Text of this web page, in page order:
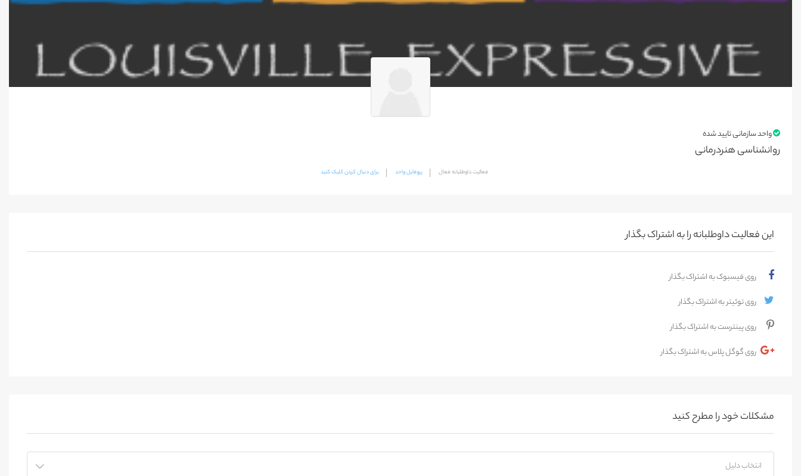
واحد سازمانی تایید شده
روانشناسی هنردرمانی
فعالیت داوطلبانه فعال پروفایل واحد برای دنبال کردن کلیک کنید
این فعالیت‌ داوطلبانه را به اشتراک بگذار
روی فیسبوک به اشتراک بگذار
روی توئیتر به اشتراک بگذار
روی پینترست به اشتراک بگذار
روی گوگل پلاس به اشتراک بگذار
مشکلات خود را مطرح کنید